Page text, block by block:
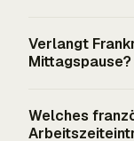
unbezahlte
bezahlten
gelten, etwa
Verlangt
Mittagspause?
Mittagspause
Welches